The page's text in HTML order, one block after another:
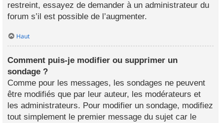
restreint, essayez de demander à un administrateur du
forum s’il est possible de l’augmenter.
Haut
Comment puis-je modifier ou supprimer un
sondage ?
Comme pour les messages, les sondages ne peuvent
être modifiés que par leur auteur, les modérateurs et
les administrateurs. Pour modifier un sondage, modifiez
tout simplement le premier message du sujet car le